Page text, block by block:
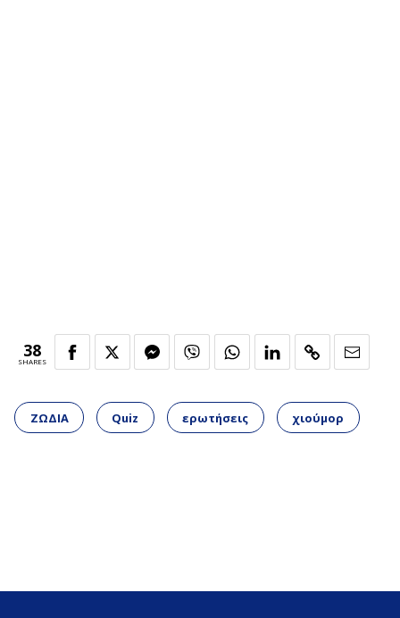
38
SHARES
ΖΩΔΙΑ Quiz ερωτήσεις χιούμορ